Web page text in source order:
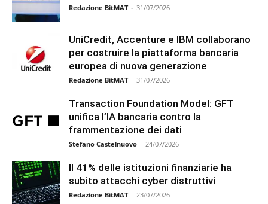
Redazione BitMAT - 31/07/2026
UniCredit, Accenture e IBM collaborano
per costruire la piattaforma bancaria
europea di nuova generazione
Redazione BitMAT - 31/07/2026
Transaction Foundation Model: GFT
unifica l’IA bancaria contro la
frammentazione dei dati
Stefano Castelnuovo - 24/07/2026
Il 41% delle istituzioni finanziarie ha
subito attacchi cyber distruttivi
Redazione BitMAT - 23/07/2026